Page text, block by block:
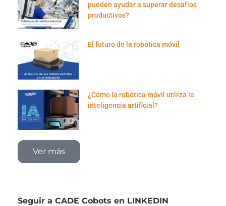
pueden ayudar a superar desafíos
productivos?
El futuro de la robótica móvil
¿Cómo la robótica móvil utiliza la
inteligencia artificial?
Ver más
Seguir a CADE Cobots en LINKEDIN